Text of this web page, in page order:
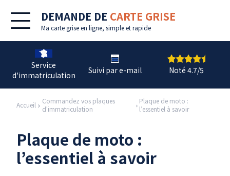
DEMANDE DE CARTE GRISE
Ma carte grise en ligne, simple et rapide
Service
d'immatriculation
Suivi par e-mail Noté 4.7/5
Accueil
Commandez vos plaques
d'immatriculation
Plaque de moto :
l’essentiel à savoir
Plaque de moto :
l’essentiel à savoir